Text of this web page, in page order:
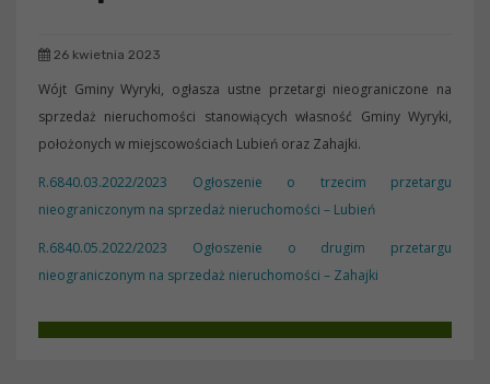
26 kwietnia 2023
Wójt Gminy Wyryki, ogłasza ustne przetargi nieograniczone na
sprzedaż nieruchomości stanowiących własność Gminy Wyryki,
położonych w miejscowościach Lubień oraz Zahajki.
R.6840.03.2022/2023 Ogłoszenie o trzecim przetargu
nieograniczonym na sprzedaż nieruchomości – Lubień
R.6840.05.2022/2023 Ogłoszenie o drugim przetargu
nieograniczonym na sprzedaż nieruchomości – Zahajki